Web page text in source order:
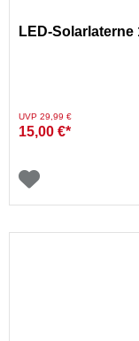
LED-
Preis reduziert von
UVP 29,99 €auf
15,00 €*